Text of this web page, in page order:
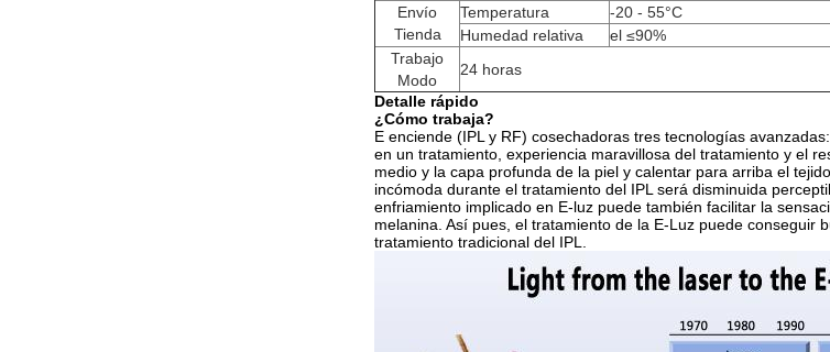
Envío
Tienda
Temperatura
-20 - 55°C
Humedad relativa
el ≤90%
Trabajo
Modo
24 horas
Detalle rápido
¿Cómo trabaja?
E enciende (IPL y RF) cosechadoras tres tecnologías
en un tratamiento, experiencia maravillosa del tratamiento y el
medio y la capa profunda de la piel y calentar para arriba el
incómoda durante el tratamiento del IPL será disminuida
enfriamiento implicado en E-luz puede también facilitar la
melanina. Así pues, el tratamiento de la E-Luz puede
tratamiento tradicional del IPL.